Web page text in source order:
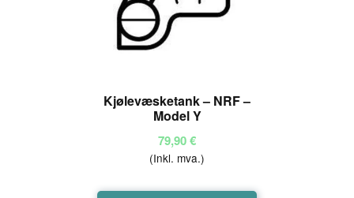
Kjølevæsketank – NRF –
Model Y
79,90€
(Inkl. mva.)